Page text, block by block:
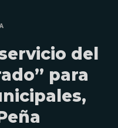
del
para